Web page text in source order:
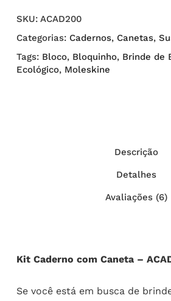
SKU: ACAD200
Categorias: Cadernos, Canetas,
Tags: Bloco, Bloquinho, Brinde de
Ecológico, Moleskine
Descrição
Detalhes
Avaliações (6)
Kit Caderno com Caneta –
Se você está em busca de